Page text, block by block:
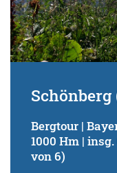
Schönberg
Bergtour |
1000 Hm |
von 6)